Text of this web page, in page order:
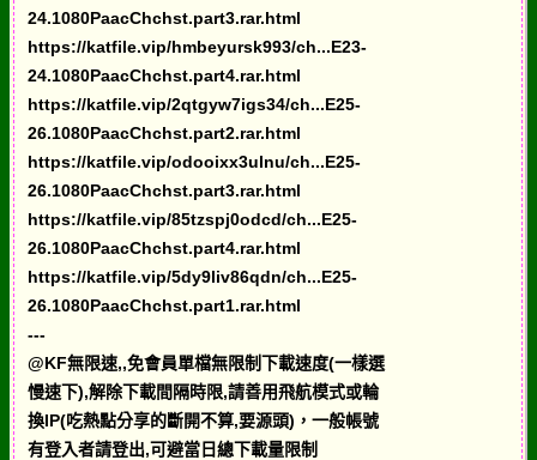
24.1080PaacChchst.part3.rar.html
https://katfile.vip/hmbeyursk993/ch...E23-
24.1080PaacChchst.part4.rar.html
https://katfile.vip/2qtgyw7igs34/ch...E25-
26.1080PaacChchst.part2.rar.html
https://katfile.vip/odooixx3ulnu/ch...E25-
26.1080PaacChchst.part3.rar.html
https://katfile.vip/85tzspj0odcd/ch...E25-
26.1080PaacChchst.part4.rar.html
https://katfile.vip/5dy9liv86qdn/ch...E25-
26.1080PaacChchst.part1.rar.html
---
@KF無限速,,免會員單檔無限制下載速度(一樣選
慢速下),解除下載間隔時限,請善用飛航模式或輪
換IP(吃熱點分享的斷開不算,要源頭)，一般帳號
有登入者請登出,可避當日總下載量限制